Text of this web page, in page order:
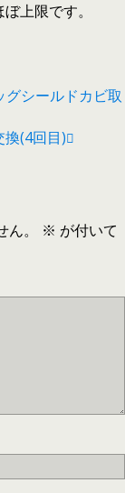
ぼ上限です。
グシールドカビ取
換(4回目)
。 ※ が付いて